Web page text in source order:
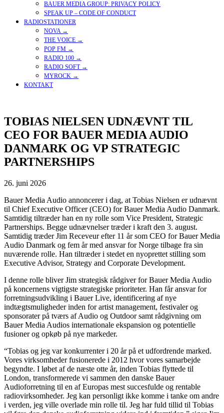
BAUER MEDIA GROUP: PRIVACY POLICY
SPEAK UP – CODE OF CONDUCT
RADIOSTATIONER
NOVA →
THE VOICE →
POP FM →
RADIO 100 →
RADIO SOFT →
MYROCK →
KONTAKT
TOBIAS NIELSEN UDNÆVNT TIL
CEO FOR BAUER MEDIA AUDIO
DANMARK OG VP STRATEGIC
PARTNERSHIPS
26. juni 2026
Bauer Media Audio annoncerer i dag, at Tobias Nielsen er udnævnt
til Chief Executive Officer (CEO) for Bauer Media Audio Danmark.
Samtidig tiltræder han en ny rolle som Vice President, Strategic
Partnerships. Begge udnævnelser træder i kraft den 3. august.
Samtidig træder Jim Receveur efter 11 år som CEO for Bauer Media
Audio Danmark og fem år med ansvar for Norge tilbage fra sin
nuværende rolle. Han tiltræder i stedet en nyoprettet stilling som
Executive Advisor, Strategy and Corporate Development.
I denne rolle bliver Jim strategisk rådgiver for Bauer Media Audio
på koncernens vigtigste strategiske prioriteter. Han får ansvar for
forretningsudvikling i Bauer Live, identificering af nye
indtægtsmuligheder inden for artist management, festivaler og
sponsorater på tværs af Audio og Outdoor samt rådgivning om
Bauer Media Audios internationale ekspansion og potentielle
fusioner og opkøb på nye markeder.
“Tobias og jeg var konkurrenter i 20 år på et udfordrende marked.
Vores virksomheder fusionerede i 2012 hvor vores samarbejde
begyndte. I løbet af de næste otte år, inden Tobias flyttede til
London, transformerede vi sammen den danske Bauer
Audioforretning til en af Europas mest succesfulde og rentable
radiovirksomheder. Jeg kan personligt ikke komme i tanke om andre
i verden, jeg ville overlade min rolle til. Jeg har fuld tillid til Tobias